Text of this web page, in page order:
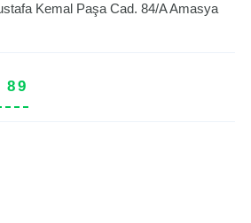
Kemal Paşa Cad. 84/A Amasya
89